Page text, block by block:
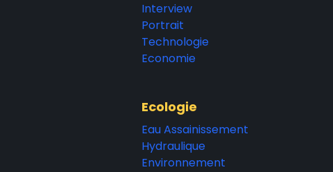
Interview
Portrait
Technologie
Economie
Ecologie
Eau Assainissement
Hydraulique
Environnement